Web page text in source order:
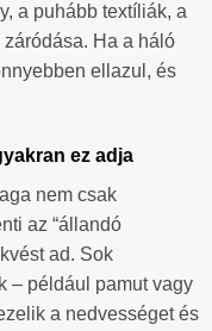
a puhább textíliák, a
Ha a háló
ellazul, és
ez adja
nem csak
az “állandó
ad. Sok
– például pamut vagy
a nedvességet és